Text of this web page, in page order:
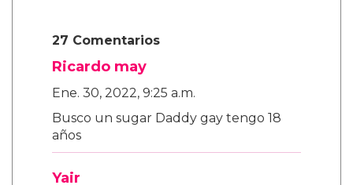
27 Comentarios
Ricardo may
Ene. 30, 2022, 9:25 a.m.
Busco un sugar Daddy gay tengo 18
años
Yair